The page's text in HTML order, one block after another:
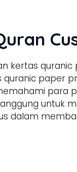
kertas quranic
quranic paper
para
untuk
dalam